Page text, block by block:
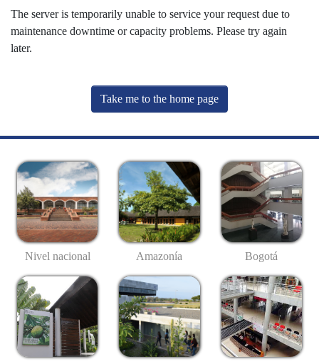
The server is temporarily unable to service your request due to
maintenance downtime or capacity problems. Please try again
later.
Take me to the home page
Nivel nacional Amazonía Bogotá